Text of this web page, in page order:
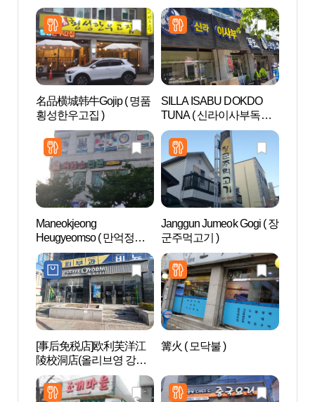
名品横城韩牛Gojip ( 명품
횡성한우고집 )
SILLA ISABU DOKDO
TUNA ( 신라이사부독도
참치 )
Maneokjeong
Heugyeomso ( 만억정흑
염소 )
Janggun Jumeok Gogi ( 장
군주먹고기 )
[事后免税店]欧利芙洋江
陵校洞店(올리브영 강릉
교동점)
篝火 ( 모닥불 )